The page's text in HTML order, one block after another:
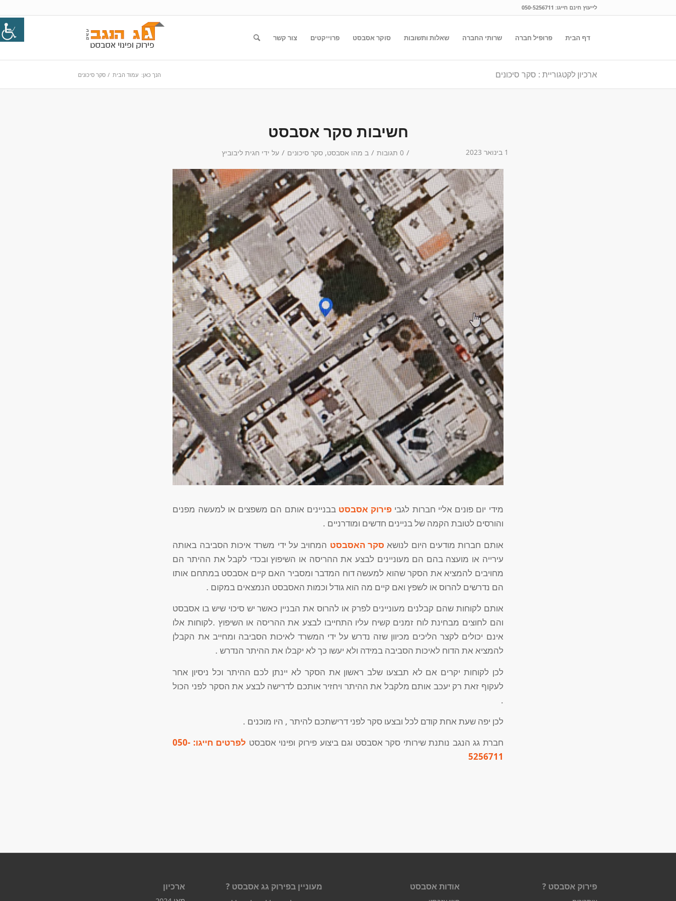
לייעוץ חינם חייגו: 050-5256711
דף הבית פרופיל חברה שרותי החברה שאלות ותשובות סוקר אסבסט פרוייקטים צור קשר
ארכיון לקטגוריית : סקר סיכונים הנך כאן: עמוד הבית / סקר סיכונים
חשיבות סקר אסבסט
1 בינואר 2023 / 0 תגובות / ב מהו אסבסט,סקר סיכונים / על ידי חגית ליבוביץ
מידי יום פונים אליי חברות לגבי פירוק אסבסט בבניינים אותם הם משפצים או למעשה מפנים
והורסים לטובת הקמה של בניינים חדשים ומודרניים .
אותם חברות מודעים היום לנושא סקר האסבסט המחויב על ידי משרד איכות הסביבה באותה
עירייה או מועצה בהם הם מעוניינים לבצע את ההריסה או השיפוץ ובכדי לקבל את ההיתר הם
מחויבים להמציא את הסקר שהוא למעשה דוח המדבר ומסביר האם קיים אסבסט במתחם אותו
הם נדרשים להרוס או לשפץ ואם קיים מה הוא גודל וכמות האסבסט הנמצאים במקום .
אותם לקוחות שהם קבלנים מעוניינים לפרק או להרוס את הבניין כאשר יש סיכוי שיש בו אסבסט
והם לחוצים מבחינת לוח זמנים קשיח עליו התחייבו לבצע את ההריסה או השיפוץ .לקוחות אלו
אינם יכולים לקצר הליכים מכיוון שזה נדרש על ידי המשרד לאיכות הסביבה ומחייב את הקבלן
להמציא את הדוח לאיכות הסביבה במידה ולא יעשו כך לא יקבלו את ההיתר הנדרש .
לכן לקוחות יקרים אם לא תבצעו שלב ראשון את הסקר לא יינתן לכם ההיתר וכל ניסיון אחר
לעקוף זאת רק יעכב אותם מלקבל את ההיתר ויחזיר אותכם לדרישה לבצע את הסקר לפני הכול
.
לכן יפה שעת אחת קודם לכל ובצעו סקר לפני דרישתכם להיתר , היו מוכנים .
חברת גג הנגב נותנת שירותי סקר אסבסט וגם ביצוע פירוק ופינוי אסבסט לפרטים חייגו: 050-
5256711
פירוק אסבסט ? אודות אסבסט מעוניין בפירוק גג אסבסט ? ארכיון